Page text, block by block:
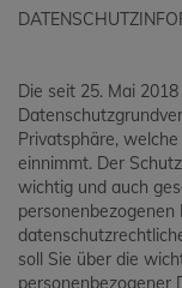
Die seit 25. Mai
Privatsphäre,
einnimmt. Der
wichtig und auch
soll Sie über die